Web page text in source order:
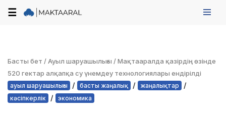
☰
Басты бет /Ауыл шаруашылығы /Мақтааралда қазірдің өзінде
520 гектар алқапқа су үнемдеу технологиялары ендірілді
ауыл шаруашылығы / басты жаңалық / жаңалықтар /
кәсіпкерлік / экономика